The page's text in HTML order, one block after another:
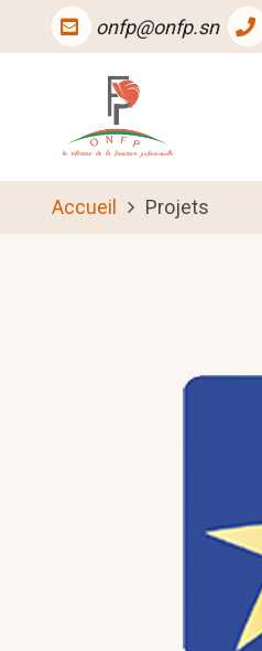
onfp@onfp.sn
Accueil Projets